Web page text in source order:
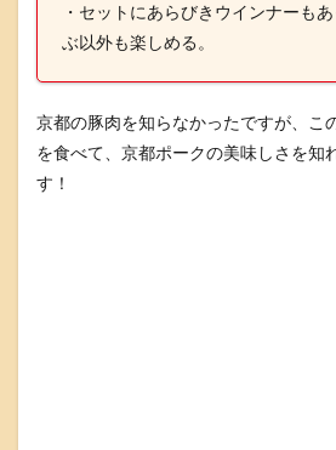
・セットにあらびきウインナーも
ぶ以外も楽しめる。
京都の豚肉を知らなかったですが、こ
を食べて、京都ポークの美味しさを知
す！